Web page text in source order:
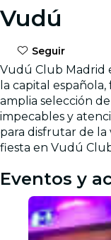
Vudú
Seguir
Vudú Club Madrid
la capital
amplia selección
impecables y
para disfrutar de la
fiesta en Vudú
Eventos y